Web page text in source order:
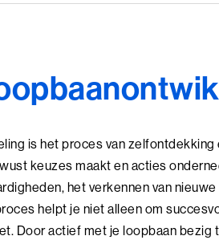
is het proces van
keuzes maakt en acties
het verkennen van
helpt je niet alleen om
Door actief met je loopbaan